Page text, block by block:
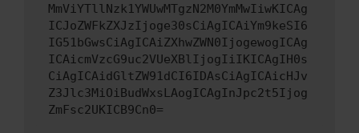
MmViYTllNzk1YWUwMTgzN2M0YmMwIiwKICAg
ICJoZWFkZXJzIjoge30sCiAgICAiYm9keSI6
IG51bGwsCiAgICAiZXhwZWN0IjogewogICAg
ICAicmVzcG9uc2VUeXBlIjogIiIKICAgIH0s
CiAgICAidGltZW91dCI6IDAsCiAgICAicHJv
Z3Jlc3MiOiBudWxsLAogICAgInJpc2t5Ijog
ZmFsc2UKICB9Cn0=